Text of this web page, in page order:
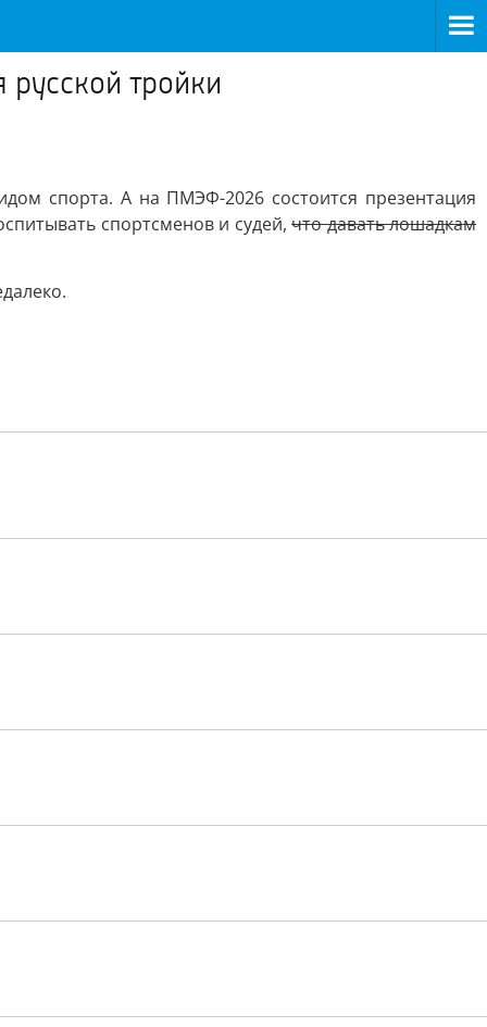
русской тройки
спорта. А на ПМЭФ-2026 состоится презентация
спортсменов и судей,что давать лошадкам